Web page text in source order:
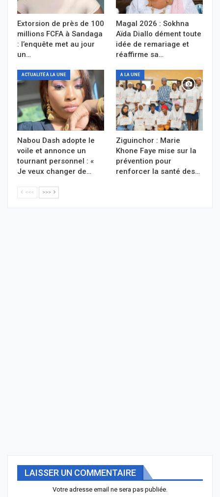
Extorsion de près de 100
millions FCFA à Sandaga
: l’enquête met au jour
un…
Magal 2026 : Sokhna
Aïda Diallo dément toute
idée de remariage et
réaffirme sa…
ACTUALITÉ À LA UNE
Nabou Dash adopte le
voile et annonce un
tournant personnel : «
Je veux changer de…
A LA UNE
Ziguinchor : Marie
Khone Faye mise sur la
prévention pour
renforcer la santé des…
<<< >>>
LAISSER UN COMMENTAIRE
Votre adresse email ne sera pas publiée.